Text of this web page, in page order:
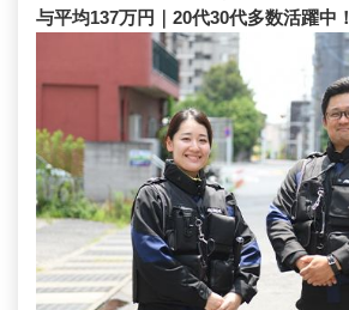
与平均137万円｜20代30代多数活躍中！